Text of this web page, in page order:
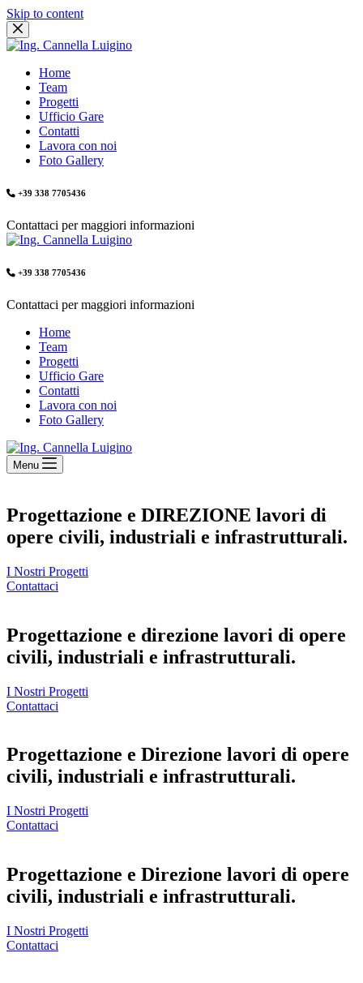
Skip to content
Home
Team
Progetti
Ufficio Gare
Contatti
Lavora con noi
Foto Gallery
+39 338 7705436
Contattaci per maggiori informazioni
+39 338 7705436
Contattaci per maggiori informazioni
Home
Team
Progetti
Ufficio Gare
Contatti
Lavora con noi
Foto Gallery
Menu
Progettazione e DIREZIONE lavori di
opere civili, industriali e infrastrutturali.
I Nostri Progetti
Contattaci
Progettazione e direzione lavori di opere
civili, industriali e infrastrutturali.
I Nostri Progetti
Contattaci
Progettazione e Direzione lavori di opere
civili, industriali e infrastrutturali.
I Nostri Progetti
Contattaci
Progettazione e Direzione lavori di opere
civili, industriali e infrastrutturali.
I Nostri Progetti
Contattaci